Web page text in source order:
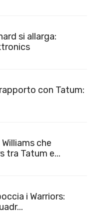
si allarga:
con Tatum:
che
tra Tatum e...
i Warriors: